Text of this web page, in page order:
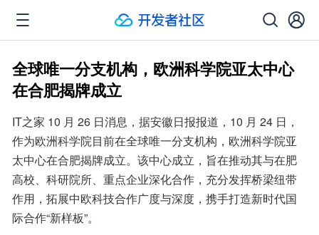
全球唯一分支机构，欧洲科学院亚太中心
在合肥揭牌成立
IT之家 10 月 26 日消息，据安徽日报报道，10 月 24 日，
作为欧洲科学院目前在全球唯一分支机构，欧洲科学院亚
太中心在合肥揭牌成立。该中心成立，旨在推动其与在肥
高校、科研院所、重点企业深化合作，充分发挥桥梁纽带
作用，拓展中欧科技合作广度与深度，携手打造新时代国
际合作“新样板”。